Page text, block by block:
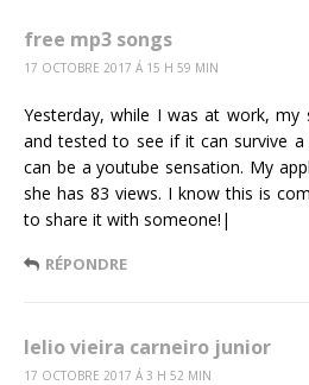
free mp3 songs
17 OCTOBRE 2017 Á 15 H 59 MIN
Yesterday, while I was at work, my
and tested to see if it can survive
can be a youtube sensation. My
she has 83 views. I know this is
to share it with someone!|
RÉPONDRE
lelio vieira carneiro junior
17 OCTOBRE 2017 Á 3 H 52 MIN